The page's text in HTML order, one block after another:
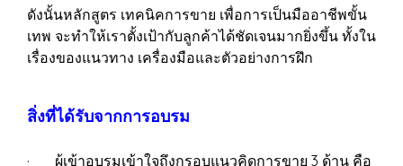
ดังนั้นหลักสูตร เทคนิคการขาย เพื่อการเป็นมืออาชีพขั้น
เทพ จะทำให้เราตั้งเป้ากับลูกค้าได้ชัดเจนมากยิ่งขึ้น ทั้งใน
เรื่องของแนวทาง เครื่องมือและตัวอย่างการฝึก
สิ่งที่ได้รับจากการอบรม
· ผู้เข้าอบรมเข้าใจถึงกรอบแนวคิดการขาย 3 ด้าน คือ